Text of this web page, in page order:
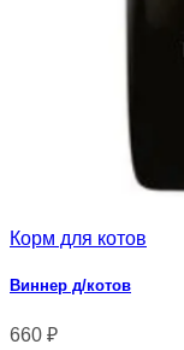
Корм для котов
Виннер д/котов
660 ₽